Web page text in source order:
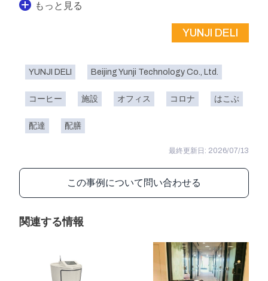
もっと見る
YUNJI DELI
YUNJI DELI Beijing Yunji Technology Co., Ltd.
コーヒー 施設 オフィス コロナ はこぶ
配達 配膳
最終更新日: 2026/07/13
この事例について問い合わせる
関連する情報